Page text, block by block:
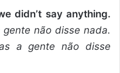
didn’t say anything.
não disse nada.
a gente não disse